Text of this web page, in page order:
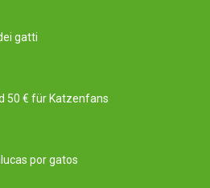
gatti
50 € für Katzenfans
por gatos